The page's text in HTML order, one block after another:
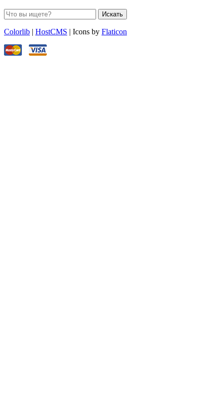
Искать
Colorlib | HostCMS | Icons by Flaticon